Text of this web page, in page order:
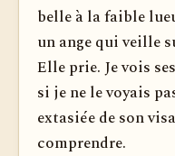
belle à la faible
un ange qui veille
Elle prie. Je vois
si je ne le voyais
extasiée de son
com­prendre.